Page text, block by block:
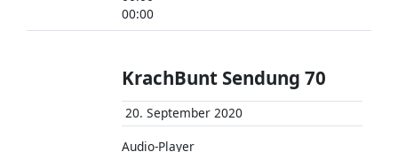
00:00
KrachBunt Sendung 70
20. September 2020
Audio-Player